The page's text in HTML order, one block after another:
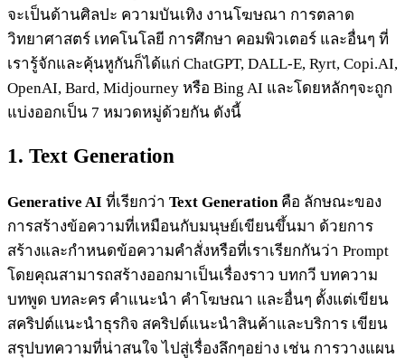
จะเป็นด้านศิลปะ ความบันเทิง งานโฆษณา การตลาด
วิทยาศาสตร์ เทคโนโลยี การศึกษา คอมพิวเตอร์ และอื่นๆ ที่
เรารู้จักและคุ้นหูกันก็ได้แก่ ChatGPT, DALL-E, Ryrt, Copi.AI,
OpenAI, Bard, Midjourney หรือ Bing AI และโดยหลักๆจะถูก
แบ่งออกเป็น 7 หมวดหมู่ด้วยกัน ดังนี้
1. Text Generation
Generative AI ที่เรียกว่า Text Generationคือ ลักษณะของ
การสร้างข้อความที่เหมือนกับมนุษย์เขียนขึ้นมา ด้วยการ
สร้างและกำหนดข้อความคำสั่งหรือที่เราเรียกกันว่า Prompt
โดยคุณสามารถสร้างออกมาเป็นเรื่องราว บทกวี บทความ
บทพูด บทละคร คำแนะนำ คำโฆษณา และอื่นๆ ตั้งแต่เขียน
สคริปต์แนะนำธุรกิจ สคริปต์แนะนำสินค้าและบริการ เขียน
สรุปบทความที่น่าสนใจ ไปสู่เรื่องลึกๆอย่าง เช่น การวางแผน